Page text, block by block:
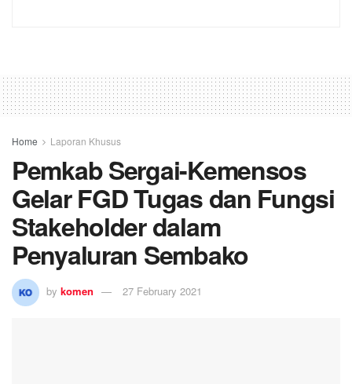
Home Laporan Khusus
Pemkab Sergai-Kemensos
Gelar FGD Tugas dan Fungsi
Stakeholder dalam
Penyaluran Sembako
by komen 27 February 2021